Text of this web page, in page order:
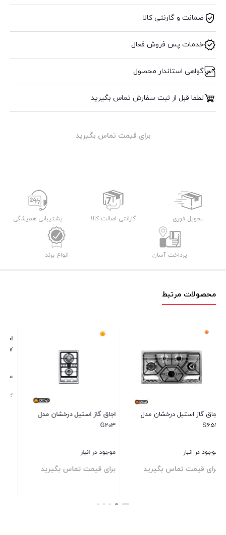
ضمانت و گارنتی کالا
خدمات پس فروش فعال
گواهی استاندار محصول
لطفا قبل از ثبت سفارش تماس بگیرید
برای قیمت تماس بگیرید
تحویل فوری گارانتی اصالت کالا پشتیبانی همیشگی
پرداخت آسان انواع برند
محصولات مرتبط
درخشان مدل
بگیرید
اجاق گاز استیل درخشان مدل
S557
موجود در انبار
اجاق گاز استیل
برای قیمت تماس